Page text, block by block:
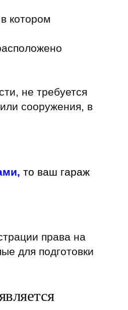
котором
не требуется
сооружения, в
то ваш гараж
права на
для подготовки